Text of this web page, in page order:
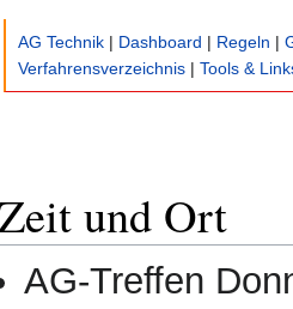
AG Technik | Dashboard | Regeln |
Verfahrensverzeichnis | Tools &
und Ort
AG-Treffen